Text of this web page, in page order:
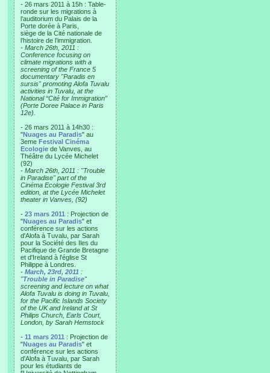
- 26 mars 2011 à 15h : Table-
ronde sur les migrations à
l’auditorium du Palais de la
Porte dorée à Paris,
siège de la Cité nationale de
l’histoire de l’immigration.
- March 26th, 2011 :
Conference focusing on
climate migrations with a
screening of the France 5
documentary "Paradis en
sursis" promoting Alofa Tuvalu
activities in Tuvalu, at the
National “Cité for Immigration”
(Porte Doree Palace in Paris
12e).
- 26 mars 2011 à 14h30 :
"Nuages au Paradis" au
3eme Festival Cinéma
Ecologie de Vanves, au
Théâtre du Lycée Michelet
(92)
- March 26th, 2011 : "Trouble
in Paradise" part of the
Cinéma Ecologie Festival 3rd
edition, at the Lycée Michelet
theater in Vanves, (92)
- 23 mars 2011 : Projection de
"Nuages au Paradis" et
conférence sur les actions
d'Alofa à Tuvalu, par Sarah
pour la Société des Iles du
Pacifique de Grande Bretagne
et d'Ireland à l'église St
Philippe à Londres.
- March, 23rd, 2011 :
"Trouble in Paradise"
screening and lecture on what
Alofa Tuvalu is doing in Tuvalu,
for the Pacific Islands Society
of the UK and Ireland at St
Philips Church, Earls Court,
London, by Sarah Hemstock
- 11 mars 2011 : Projection de
"Nuages au Paradis" et
conférence sur les actions
d'Alofa à Tuvalu, par Sarah
pour les étudiants de